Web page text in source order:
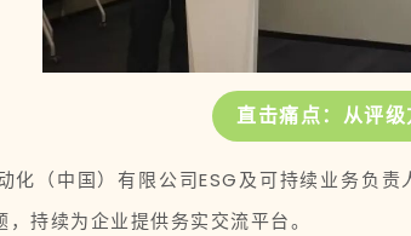
直击痛点：从评
化（中国）有限公司ESG及可持续业务负
持续为企业提供务实交流平台。